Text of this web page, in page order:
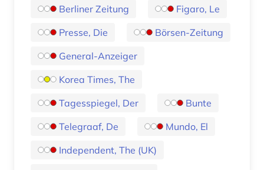
Berliner Zeitung
Figaro, Le
Presse, Die
Börsen-Zeitung
General-Anzeiger
Korea Times, The
Tagesspiegel, Der
Bunte
Telegraaf, De
Mundo, El
Independent, The (UK)